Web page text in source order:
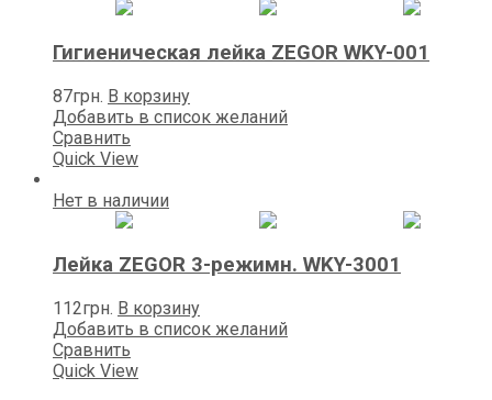
Гигиеническая лейка ZEGOR WKY-001
87грн. В корзину
Добавить в список желаний
Сравнить
Quick View
Нет в наличии
Лейка ZEGOR 3-режимн. WKY-3001
112грн. В корзину
Добавить в список желаний
Сравнить
Quick View